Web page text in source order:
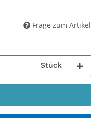
Frage zum Artikel
Stück